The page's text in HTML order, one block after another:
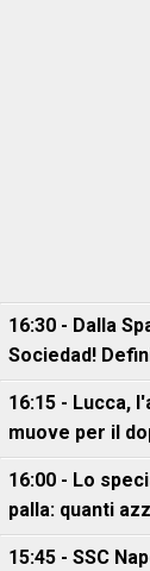
16:30 - Dalla
Sociedad!
16:15 - Lucca,
muove per il
16:00 - Lo
palla: quanti
15:45 - SSC